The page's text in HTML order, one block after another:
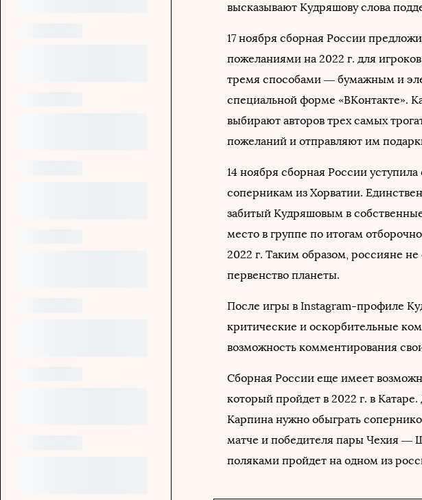
высказывают Кудряшову слова
17 ноября сборная России
пожеланиями на 2022 г. для
тремя способами — бумажным и
специальной форме «ВКонтакте».
выбирают авторов трех самых
пожеланий и отправляют им
14 ноября сборная России
соперникам из Хорватии.
забитый Кудряшовым в
место в группе по итогам
2022 г. Таким образом, россияне
первенство планеты.
После игры в Instagram-профиле
критические и оскорбительные
возможность комментирования
Сборная России еще имеет
который пройдет в 2022 г. в
Карпина нужно обыграть
матче и победителя пары Чехия —
поляками пройдет на одном из